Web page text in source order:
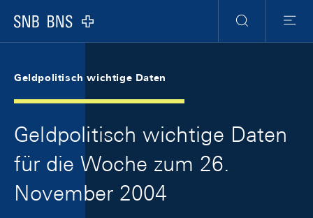
Logo
Suche
Menu
Geldpolitisch wichtige Daten
Geldpolitisch wichtige Daten
für die Woche zum 26.
November 2004